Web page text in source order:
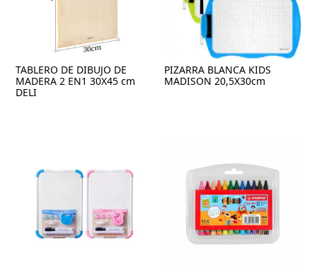
TABLERO DE DIBUJO DE
MADERA 2 EN1 30X45 cm
DELI
PIZARRA BLANCA KIDS
MADISON 20,5X30cm